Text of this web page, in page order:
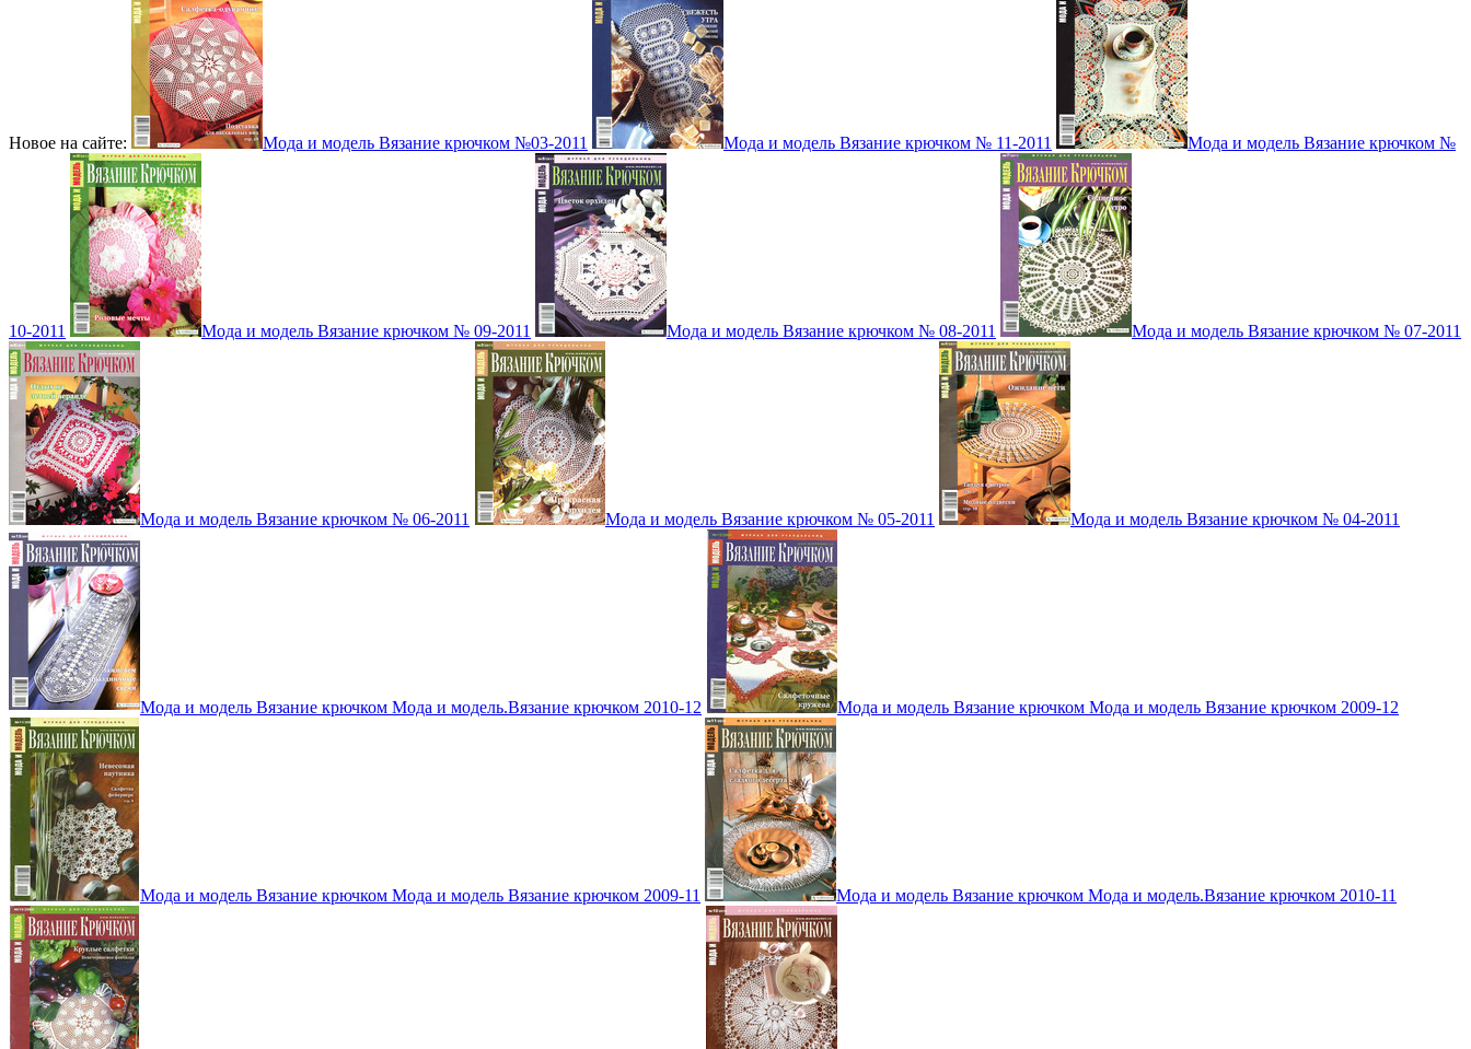
Новое на сайте: Мода и модель Вязание крючком №03-2011 Мода и модель Вязание крючком № 11-2011 Мода и модель Вязание крючком №
10-2011 Мода и модель Вязание крючком № 09-2011 Мода и модель Вязание крючком № 08-2011 Мода и модель Вязание крючком № 07-2011
Мода и модель Вязание крючком № 06-2011 Мода и модель Вязание крючком № 05-2011 Мода и модель Вязание крючком № 04-2011
Мода и модель Вязание крючком Мода и модель.Вязание крючком 2010-12 Мода и модель Вязание крючком Мода и модель Вязание крючком 2009-12
Мода и модель Вязание крючком Мода и модель Вязание крючком 2009-11 Мода и модель Вязание крючком Мода и модель.Вязание крючком 2010-11